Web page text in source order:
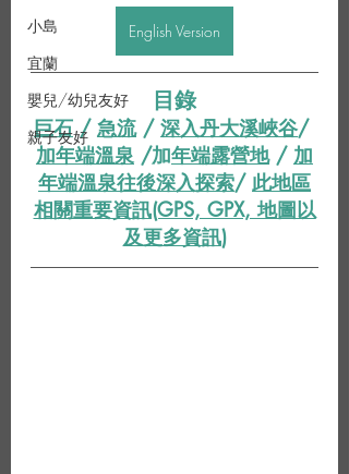
小島
宜蘭
嬰兒/幼兒友好
親子友好
English Version
目錄
巨石 / 急流 / 深入丹大溪峽谷/
加年端溫泉 /加年端露營地 / 加
年端溫泉往後深入探索/ 此地區
相關重要資訊(GPS, GPX, 地圖以
及更多資訊)